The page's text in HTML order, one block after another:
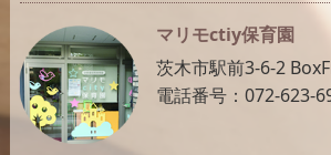
マリモctiy保育園
茨木市駅前3-6-2
電話番号：072-623-